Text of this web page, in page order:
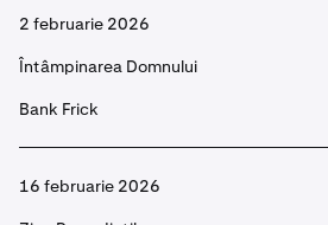
2 februarie 2026
Întâmpinarea Domnului
Bank Frick
16 februarie 2026